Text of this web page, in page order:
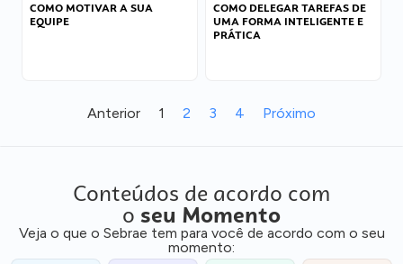
COMO MOTIVAR A SUA
EQUIPE
COMO DELEGAR TAREFAS DE
UMA FORMA INTELIGENTE E
PRÁTICA
Anterior 1 2 3 4 Próximo
Conteúdos de acordo com
o seu Momento
Veja o que o Sebrae tem para você de acordo com o seu
momento: